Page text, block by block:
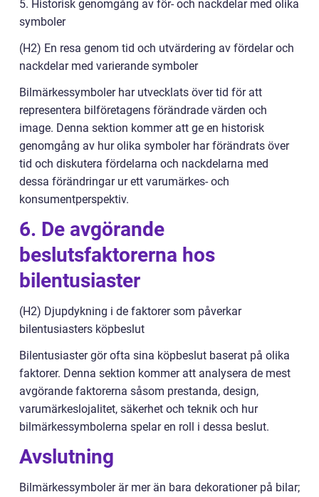
5. Historisk genomgång av för- och nackdelar med olika
symboler
(H2) En resa genom tid och utvärdering av fördelar och
nackdelar med varierande symboler
Bilmärkessymboler har utvecklats över tid för att
representera bilföretagens förändrade värden och
image. Denna sektion kommer att ge en historisk
genomgång av hur olika symboler har förändrats över
tid och diskutera fördelarna och nackdelarna med
dessa förändringar ur ett varumärkes- och
konsumentperspektiv.
6. De avgörande
beslutsfaktorerna hos
bilentusiaster
(H2) Djupdykning i de faktorer som påverkar
bilentusiasters köpbeslut
Bilentusiaster gör ofta sina köpbeslut baserat på olika
faktorer. Denna sektion kommer att analysera de mest
avgörande faktorerna såsom prestanda, design,
varumärkeslojalitet, säkerhet och teknik och hur
bilmärkessymbolerna spelar en roll i dessa beslut.
Avslutning
Bilmärkessymboler är mer än bara dekorationer på bilar;